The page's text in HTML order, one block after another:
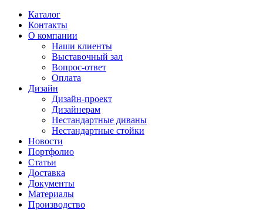
Каталог
Контакты
О компании
Наши клиенты
Выставочный зал
Вопрос-ответ
Оплата
Дизайн
Дизайн-проект
Дизайнерам
Нестандартные диваны
Нестандартные стойки
Новости
Портфолио
Статьи
Доставка
Документы
Материалы
Производство